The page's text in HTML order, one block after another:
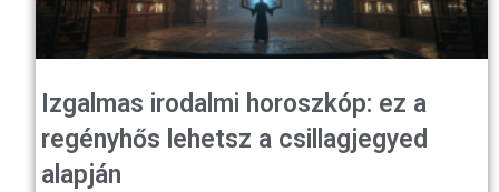
Izgalmas irodalmi horoszkóp: ez a
regényhős lehetsz a csillagjegyed
alapján